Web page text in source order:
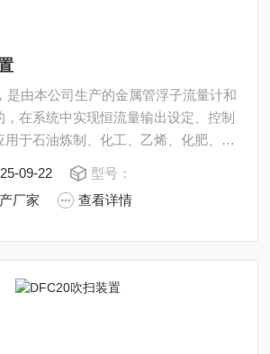
是由本公司生产的金属管浮子流量计和
在系统中实现恒流量输出设定、控制
用于石油炼制、化工、乙烯、化肥、钢
业变送器的吹扫、差压法液位测量等过
09-22
型号：
厂家 查看详情